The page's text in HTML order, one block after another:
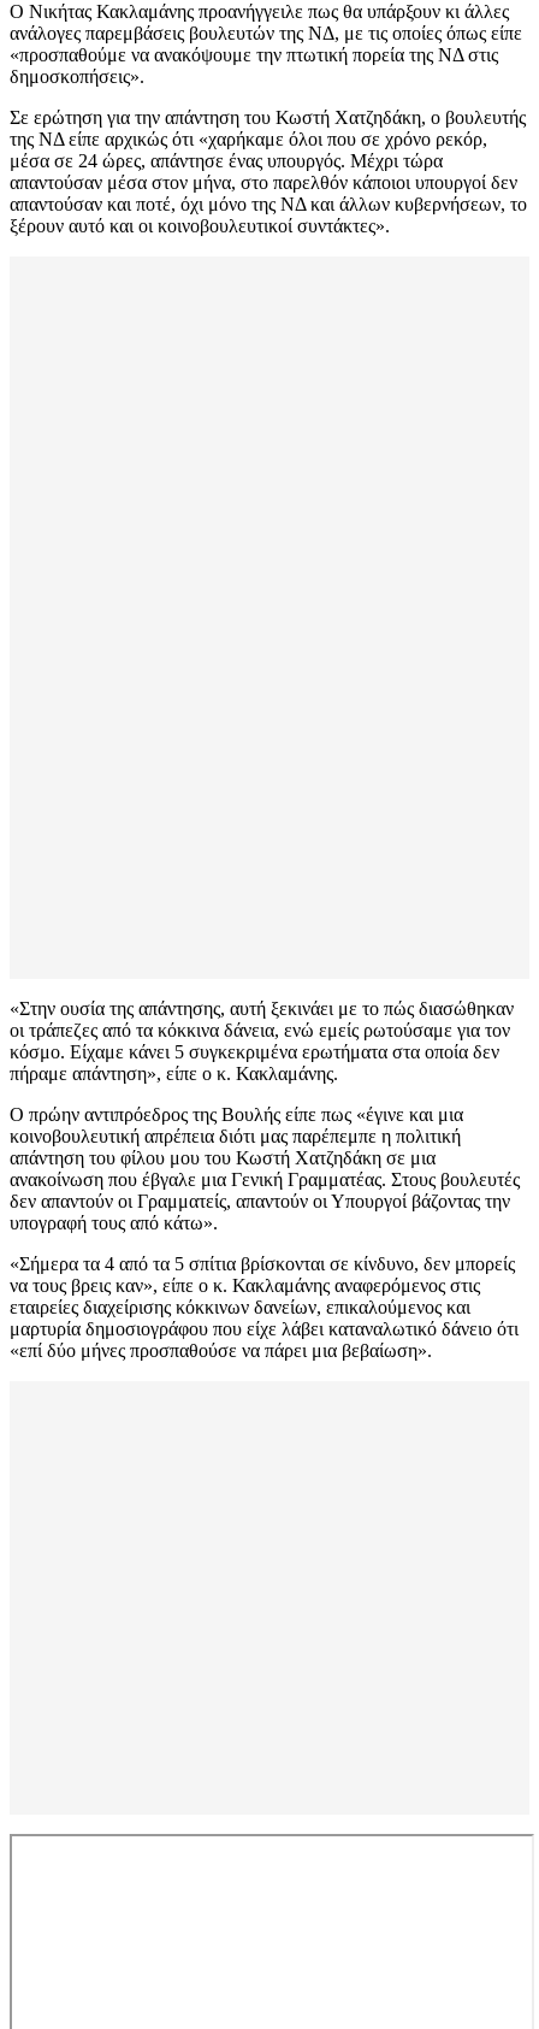
Ο Νικήτας Κακλαμάνης προανήγγειλε πως θα υπάρξουν κι άλλες
ανάλογες παρεμβάσεις βουλευτών της ΝΔ, με τις οποίες όπως είπε
«προσπαθούμε να ανακόψουμε την πτωτική πορεία της ΝΔ στις
δημοσκοπήσεις».
Σε ερώτηση για την απάντηση του Κωστή Χατζηδάκη, ο βουλευτής
της ΝΔ είπε αρχικώς ότι «χαρήκαμε όλοι που σε χρόνο ρεκόρ,
μέσα σε 24 ώρες, απάντησε ένας υπουργός. Μέχρι τώρα
απαντούσαν μέσα στον μήνα, στο παρελθόν κάποιοι υπουργοί δεν
απαντούσαν και ποτέ, όχι μόνο της ΝΔ και άλλων κυβερνήσεων, το
ξέρουν αυτό και οι κοινοβουλευτικοί συντάκτες».
«Στην ουσία της απάντησης, αυτή ξεκινάει με το πώς διασώθηκαν
οι τράπεζες από τα κόκκινα δάνεια, ενώ εμείς ρωτούσαμε για τον
κόσμο. Είχαμε κάνει 5 συγκεκριμένα ερωτήματα στα οποία δεν
πήραμε απάντηση», είπε ο κ. Κακλαμάνης.
Ο πρώην αντιπρόεδρος της Βουλής είπε πως «έγινε και μια
κοινοβουλευτική απρέπεια διότι μας παρέπεμπε η πολιτική
απάντηση του φίλου μου του Κωστή Χατζηδάκη σε μια
ανακοίνωση που έβγαλε μια Γενική Γραμματέας. Στους βουλευτές
δεν απαντούν οι Γραμματείς, απαντούν οι Υπουργοί βάζοντας την
υπογραφή τους από κάτω».
«Σήμερα τα 4 από τα 5 σπίτια βρίσκονται σε κίνδυνο, δεν μπορείς
να τους βρεις καν», είπε ο κ. Κακλαμάνης αναφερόμενος στις
εταιρείες διαχείρισης κόκκινων δανείων, επικαλούμενος και
μαρτυρία δημοσιογράφου που είχε λάβει καταναλωτικό δάνειο ότι
«επί δύο μήνες προσπαθούσε να πάρει μια βεβαίωση».